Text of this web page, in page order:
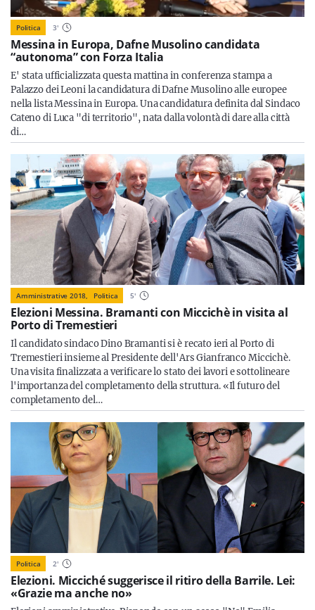
Politica 3'
Messina in Europa, Dafne Musolino candidata
“autonoma” con Forza Italia
E' stata ufficializzata questa mattina in conferenza stampa a
Palazzo dei Leoni la candidatura di Dafne Musolino alle europee
nella lista Messina in Europa. Una candidatura definita dal Sindaco
Cateno di Luca "di territorio", nata dalla volontà di dare alla città
di…
Amministrative 2018, Politica 5'
Elezioni Messina. Bramanti con Miccichè in visita al
Porto di Tremestieri
Il candidato sindaco Dino Bramanti si è recato ieri al Porto di
Tremestieri insieme al Presidente dell'Ars Gianfranco Miccichè.
Una visita finalizzata a verificare lo stato dei lavori e sottolineare
l'importanza del completamento della struttura. «Il futuro del
completamento del…
Politica 2'
Elezioni. Micciché suggerisce il ritiro della Barrile. Lei:
«Grazie ma anche no»